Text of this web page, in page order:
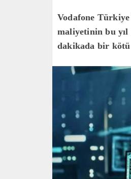
Vodafone Türkiye
maliyetinin bu yıl
dakikada bir